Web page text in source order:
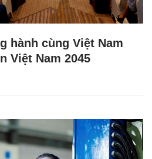
hành cùng Việt Nam
Việt Nam 2045